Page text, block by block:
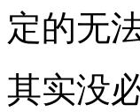
定的无
其实没